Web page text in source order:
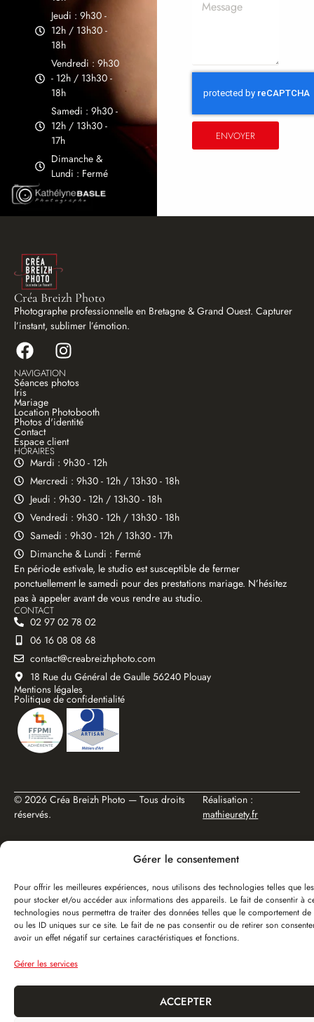
Gérer le consentement
Pour offrir les meilleures expériences, nous utilisons des technologies telles que
pour stocker et/ou accéder aux informations des appareils. Le fait de consentir à
technologies nous permettra de traiter des données telles que le comportement de
ou les ID uniques sur ce site. Le fait de ne pas consentir ou de retirer son
avoir un effet négatif sur certaines caractéristiques et fonctions.
Gérer les services
ACCEPTER
Jeudi : 9h30 -
12h / 13h30 -
18h
Vendredi : 9h30
- 12h / 13h30 -
18h
Samedi : 9h30 -
12h / 13h30 -
17h
Dimanche &
Lundi : Fermé
ENVOYER
Créa Breizh Photo
Photographe professionnelle en Bretagne & Grand Ouest. Capturer
l’instant, sublimer l’émotion.
NAVIGATION
Séances photos
Iris
Mariage
Location Photobooth
Photos d'identité
Contact
Espace client
HORAIRES
Mardi : 9h30 - 12h
Mercredi : 9h30 - 12h / 13h30 - 18h
Jeudi : 9h30 - 12h / 13h30 - 18h
Vendredi : 9h30 - 12h / 13h30 - 18h
Samedi : 9h30 - 12h / 13h30 - 17h
Dimanche & Lundi : Fermé
En période estivale, le studio est susceptible de fermer
ponctuellement le samedi pour des prestations mariage. N’hésitez
pas à appeler avant de vous rendre au studio.
CONTACT
02 97 02 78 02
06 16 08 08 68
contact@creabreizhphoto.com
18 Rue du Général de Gaulle 56240 Plouay
Mentions légales
Politique de confidentialité
© 2026 Créa Breizh Photo — Tous droits
réservés.
Réalisation :
mathieurety.fr